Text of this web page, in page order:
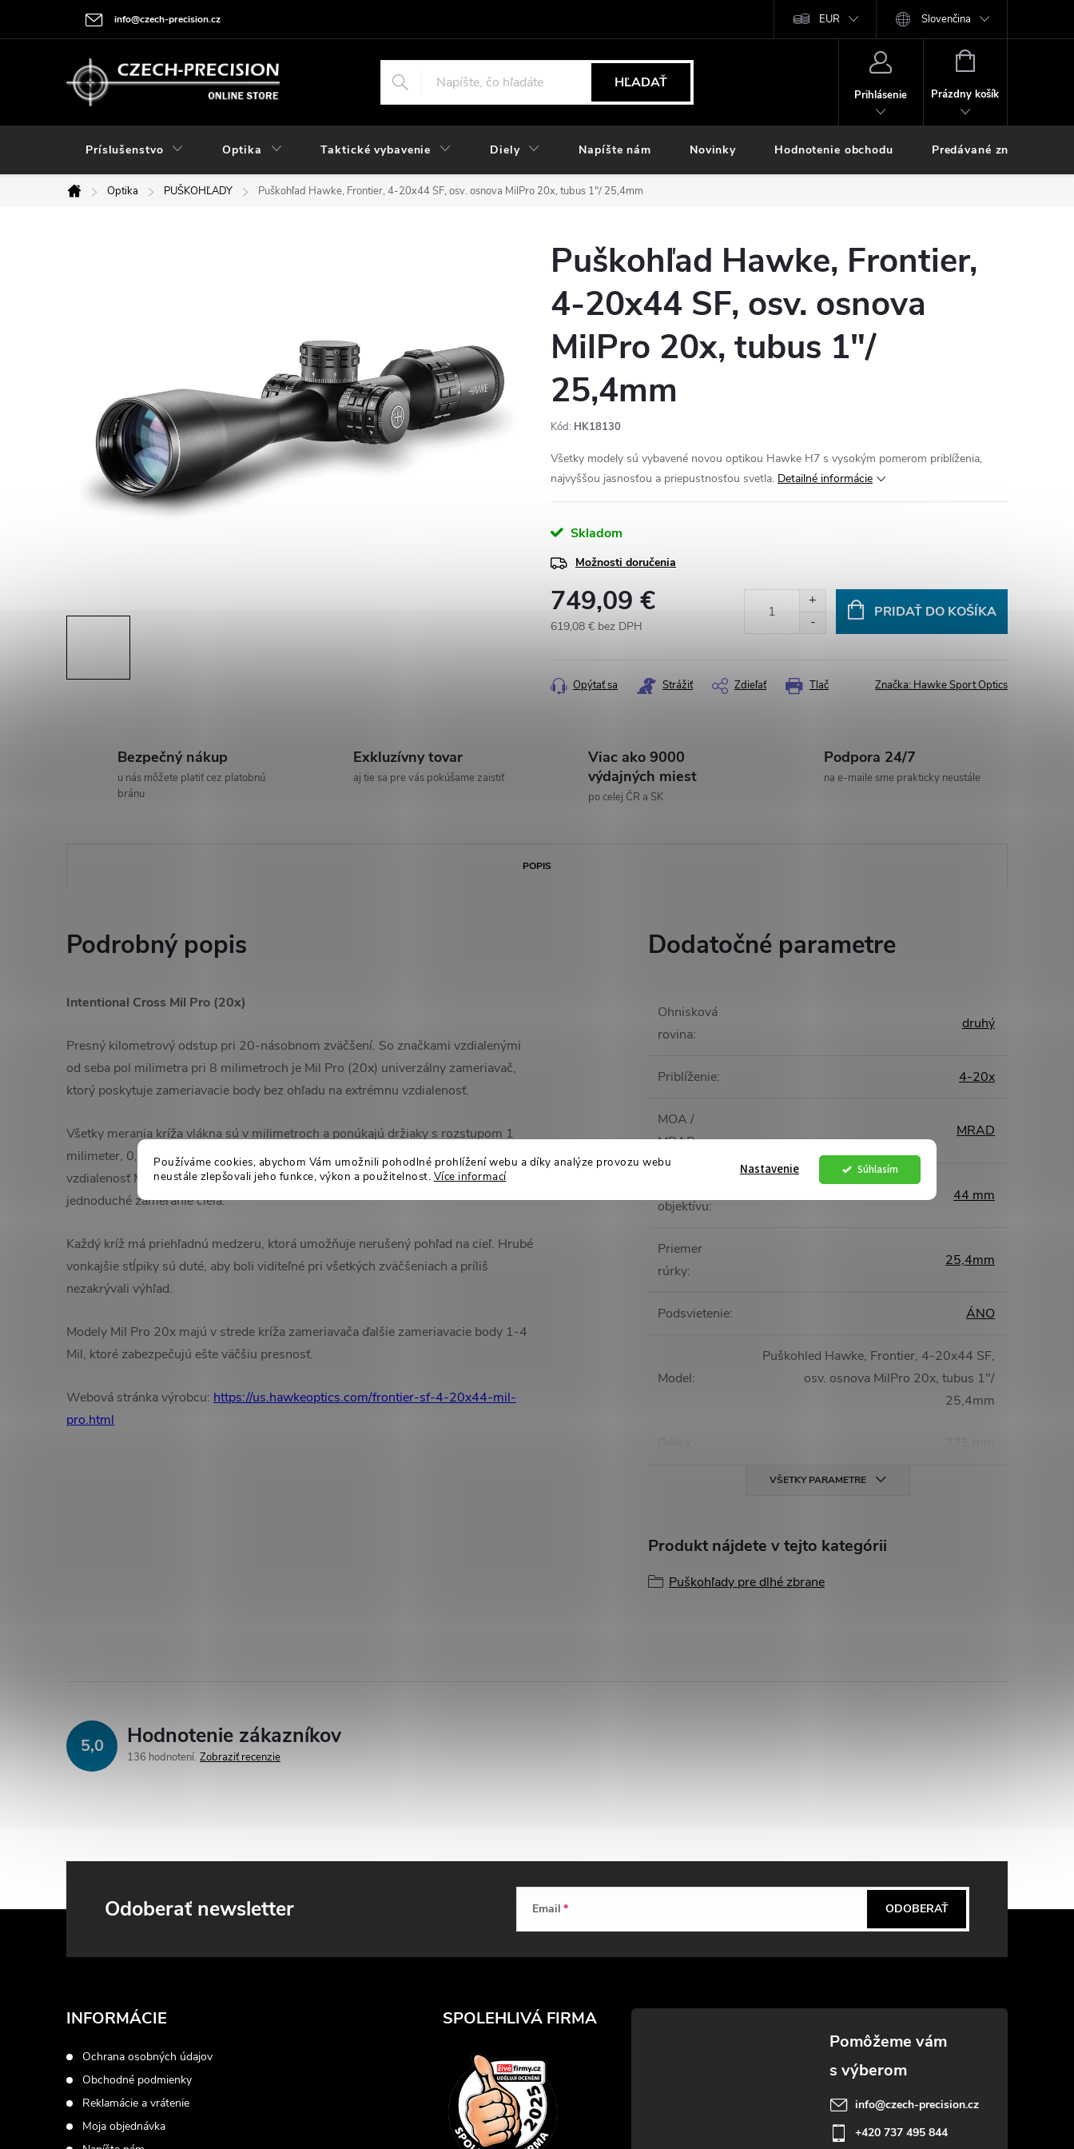
Používáme cookies, abychom Vám umožnili pohodlné prohlížení webu a díky analýze provozu webu
neustále zlepšovali jeho funkce, výkon a použitelnost. Více informací Súhlasím
Nastavenie
info@czech-precision.cz EUR Slovenčina
HĽADAŤ
Prihlásenie
NÁKUPNÝ
Prázdny košík
Príslušenstvo Optika Taktické vybavenie Diely Napíšte nám Novinky Hodnotenie obchodu Predávané značky
Domov
Optika PUŠKOHĽADY Puškohľad Hawke, Frontier, 4-20x44 SF, osv. osnova MilPro 20x, tubus 1"/ 25,4mm
Puškohľad Hawke, Frontier,
4-20x44 SF, osv. osnova
MilPro 20x, tubus 1"/
25,4mm
Kód: HK18130
Všetky modely sú vybavené novou optikou Hawke H7 s vysokým pomerom priblíženia,
najvyššou jasnosťou a priepustnosťou svetla. Detailné informácie
Skladom
Možnosti doručenia
749,09 €
619,08 € bez DPH
PRIDAŤ DO KOŠÍKA
Tlač
Opýtať sa Strážiť Zdieľať Značka: Hawke Sport Optics
Bezpečný nákup
u nás môžete platiť cez platobnú
bránu
Exkluzívny tovar
aj tie sa pre vás pokúšame zaistiť
Viac ako 9000
výdajných miest
po celej ČR a SK
Podpora 24/7
na e-maile sme prakticky neustále
POPIS
Podrobný popis
Intentional Cross Mil Pro (20x)
Presný kilometrový odstup pri 20-násobnom zväčšení. So značkami vzdialenými
od seba pol milimetra pri 8 milimetroch je Mil Pro (20x) univerzálny zameriavač,
ktorý poskytuje zameriavacie body bez ohľadu na extrémnu vzdialenosť.
Všetky merania kríža vlákna sú v milimetroch a ponúkajú držiaky s rozstupom 1
milimeter, 0,5 milimetra a 0,25 milimetra na určenie vzdialenosti. Každá ďalšia
vzdialenosť Mil na spodnej strane je očíslovaná, aby sa zabezpečilo rýchle a
jednoduché zameranie cieľa.
Každý kríž má priehľadnú medzeru, ktorá umožňuje nerušený pohľad na cieľ. Hrubé
vonkajšie stĺpiky sú duté, aby boli viditeľné pri všetkých zväčšeniach a príliš
nezakrývali výhľad.
Modely Mil Pro 20x majú v strede kríža zameriavača ďalšie zameriavacie body 1-4
Mil, ktoré zabezpečujú ešte väčšiu presnosť.
Webová stránka výrobcu: https://us.hawkeoptics.com/frontier-sf-4-20x44-mil-
pro.html
Dodatočné parametre
Ohnisková
rovina:
druhý
Priblíženie: 4-20x
MOA /
MRAD:
MRAD
objektívu:
44 mm
Priemer
rúrky:
25,4mm
Podsvietenie: ÁNO
Model:
Puškohled Hawke, Frontier, 4-20x44 SF,
osv. osnova MilPro 20x, tubus 1"/
25,4mm
VŠETKY PARAMETRE
Produkt nájdete v tejto kategórii
Puškohľady pre dlhé zbrane
5,0 Hodnotenie zákazníkov
136 hodnotení Zobraziť recenzie
Odoberať newsletter Email ODOBERAŤ
INFORMÁCIE
Ochrana osobných údajov
Obchodné podmienky
Reklamácie a vrátenie
Moja objednávka
SPOLEHLIVÁ FIRMA
info@czech-precision.cz
+420 737 495 844